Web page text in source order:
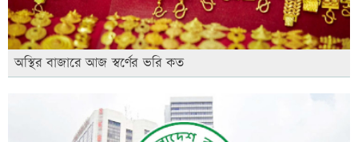
অস্থির বাজারে আজ স্বর্ণের ভরি কত